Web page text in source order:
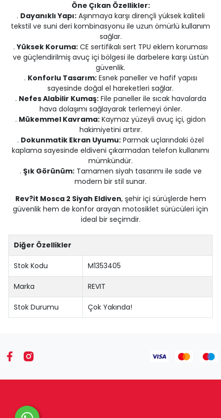
Öne Çıkan Özellikler:
. Dayanıklı Yapı:Aşınmaya karşı dirençli yüksek kaliteli
tekstil ve suni deri kombinasyonu ile uzun ömürlü kullanım
sağlar.
.Yüksek Koruma: CE sertifikalı sert TPU eklem koruması
ve güçlendirilmiş avuç içi bölgesi ile darbelere karşı üstün
güvenlik.
. Konforlu Tasarım:Esnek paneller ve hafif yapısı
sayesinde doğal el hareketleri sağlar.
. Nefes Alabilir Kumaş:File paneller ile sıcak havalarda
hava dolaşımı sağlayarak terlemeyi önler.
. Mükemmel Kavrama: Kaymaz yüzeyli avuç içi, gidon
hakimiyetini artırır.
. Dokunmatik Ekran Uyumu: Parmak uçlarındaki özel
kaplama sayesinde eldiveni çıkarmadan telefon kullanımı
mümkündür.
. Şık Görünüm:Tamamen siyah tasarımı ile sade ve
modern bir stil sunar.
Rev?it Mosca 2 Siyah Eldiven, şehir içi sürüşlerde hem
güvenlik hem de konfor arayan motosiklet sürücüleri için
ideal bir seçimdir.
Diğer Özellikler
Stok Kodu M1353405
Marka REVIT
Stok Durumu Çok Yakında!